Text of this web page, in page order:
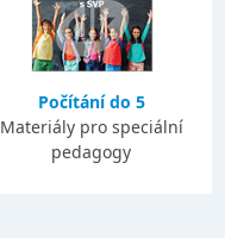
Počítání do 5
Materiály pro speciální
pedagogy